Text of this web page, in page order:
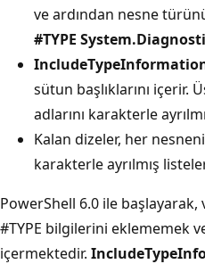
ve ardından nesne
#TYPE
sütun başlıklarını içerir.
adlarını karakterle
Kalan dizeler, her
karakterle ayrılmış
PowerShell 6.0 ile başlayarak,
#TYPE bilgilerini eklememek
içermektedir.